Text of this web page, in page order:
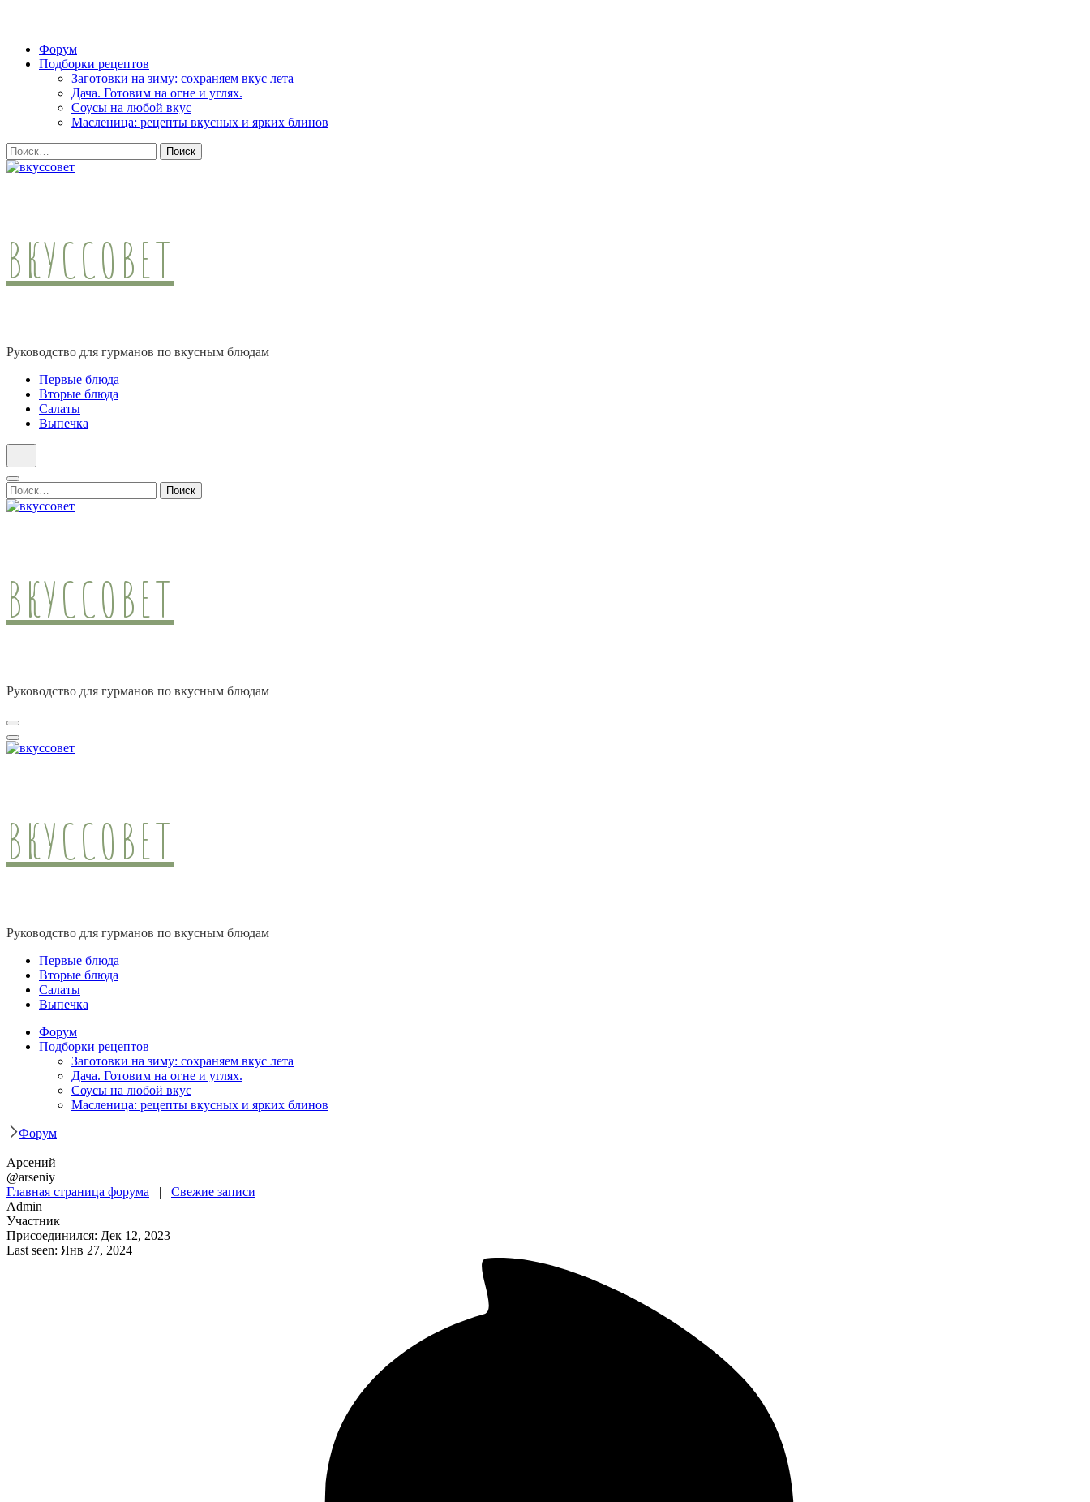
Skip
Форум
Подборки рецептов
Заготовки на зиму: сохраняем вкус лета
Дача. Готовим на огне и углях.
Соусы на любой вкус
Масленица: рецепты вкусных и ярких блинов
Найти:
ВКУССОВЕТ
Руководство для гурманов по вкусным блюдам
Первые блюда
Вторые блюда
Салаты
Выпечка
Найти:
ВКУССОВЕТ
Руководство для гурманов по вкусным блюдам
ВКУССОВЕТ
Руководство для гурманов по вкусным блюдам
Первые блюда
Вторые блюда
Салаты
Выпечка
Форум
Подборки рецептов
Заготовки на зиму: сохраняем вкус лета
Дача. Готовим на огне и углях.
Соусы на любой вкус
Масленица: рецепты вкусных и ярких блинов
Форум
Арсений
@arseniy
Главная страница форума | Свежие записи
Admin
Участник
Присоединился: Дек 12, 2023
Last seen: Янв 27, 2024